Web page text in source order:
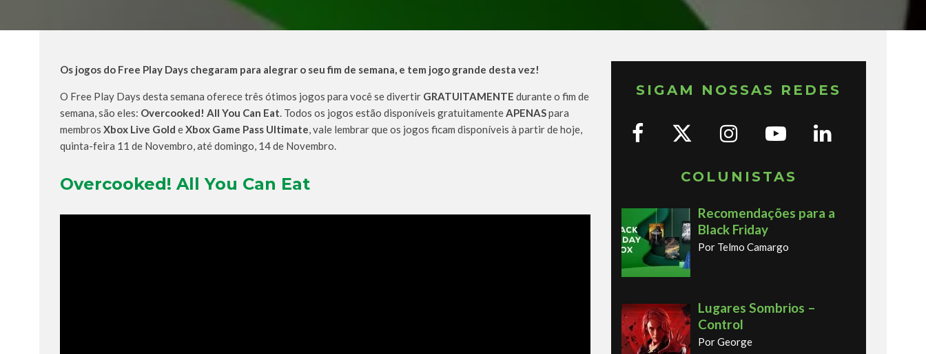
Os jogos do Free Play Days chegaram para alegrar o seu fim de semana, e tem jogo grande desta vez!
O Free Play Days desta semana oferece três ótimos jogos para você se divertir GRATUITAMENTE durante o fim de
semana, são eles: Overcooked! All You Can Eat. Todos os jogos estão disponíveis gratuitamenteAPENASpara
membros Xbox Live Gold eXbox Game Pass Ultimate, vale lembrar que os jogos ficam disponíveis à partir de hoje,
quinta-feira 11 de Novembro, até domingo, 14 de Novembro.
Overcooked! All You Can Eat
SIGAM NOSSAS REDES
COLUNISTAS
Recomendações para a
Black Friday
Por Telmo Camargo
Lugares Sombrios –
Control
Por George